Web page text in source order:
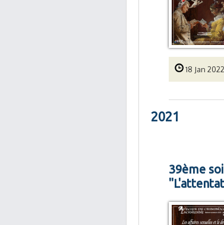
18 Jan
2021
39ème